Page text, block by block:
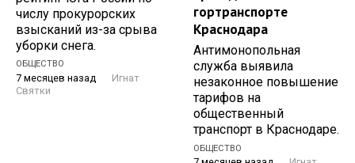
числу прокурорских
взысканий из-за срыва
уборки снега.
ОБЩЕСТВО
7 месяцев назад
Игнат
Святки
гортранспорте
Краснодара
Антимонопольная
служба выявила
незаконное повышение
тарифов на
общественный
транспорт в Краснодаре.
ОБЩЕСТВО